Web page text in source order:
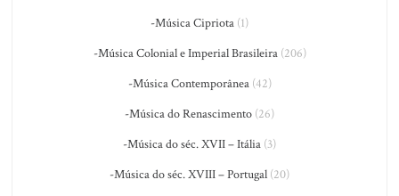
-Música Cipriota (1)
-Música Colonial e Imperial Brasileira(206)
-Música Contemporânea(42)
-Música do Renascimento (26)
-Música do séc. XVII – Itália (3)
-Música do séc. XVIII – Portugal (20)